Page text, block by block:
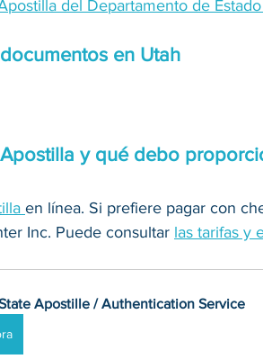
del Departamento de
en Utah
y qué debo
en línea. Si prefiere pagar con
Inc. Puede consultar las tarifas y
Apostille / Authentication Service